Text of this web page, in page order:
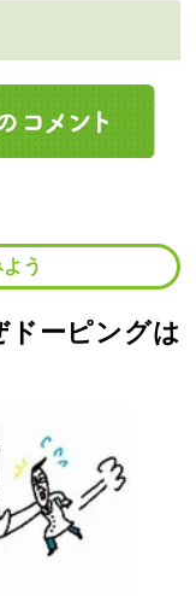
う
ーピングは